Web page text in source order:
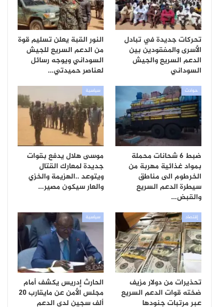
تحركات جديدة في تبادل
الأسرى والمفقودين بين
الدعم السريع والجيش
السوداني
النور القبة يعلن تسليم قوة
من الدعم السريع للجيش
السوداني ويوجه رسائل
لعناصر حميدتي…
حوادث
ضبط 6 شحانات محملة
بمواد غذائية مهربة من
الخرطوم الى مناطق
سيطرة الدعم السريع
والقبض…
سياسية
موسى هلال يدفع بقوات
جديدة لمعارك القتال
ويتوعد ..الهزيمة والخزي
والعار سيكون مصير…
إقتصاد
تحذيرات من دولار مزيف
ضخته قوات الدعم السريع
عبر مرتبات جنودها
سياسية
الحارث إدريس يكشف أمام
مجلس الأمن عن مايقارب 20
ألف سجين لدى الدعم